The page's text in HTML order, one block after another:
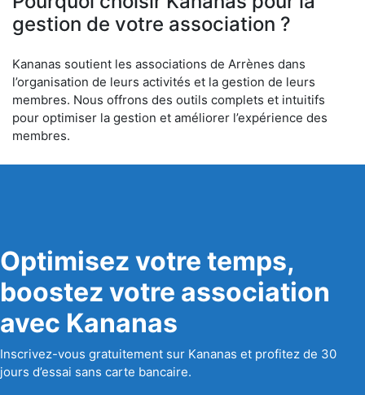
gestion de votre association ?
Kananas soutient les associations de Arrènes dans
l’organisation de leurs activités et la gestion de leurs
membres. Nous offrons des outils complets et intuitifs
pour optimiser la gestion et améliorer l’expérience des
membres.
Optimisez votre temps,
boostez votre association
avec Kananas
Inscrivez-vous gratuitement sur Kananas et profitez de 30
jours d’essai sans carte bancaire.